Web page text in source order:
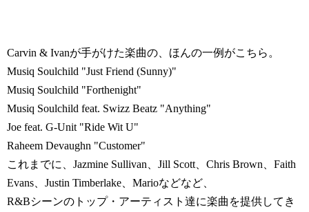
Carvin & Ivanが手がけた楽曲の、ほんの一例がこちら。
Musiq Soulchild "Just Friend (Sunny)"
Musiq Soulchild "Forthenight"
Musiq Soulchild feat. Swizz Beatz "Anything"
Joe feat. G-Unit "Ride Wit U"
Raheem Devaughn "Customer"
これまでに、Jazmine Sullivan、Jill Scott、Chris Brown、Faith
Evans、Justin Timberlake、Marioなどなど、
R&Bシーンのトップ・アーティスト達に楽曲を提供してき